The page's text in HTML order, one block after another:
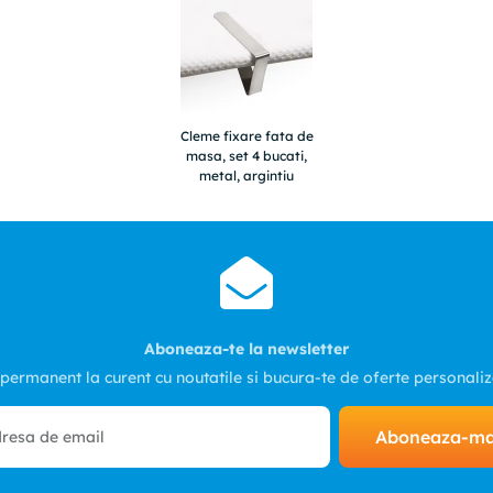
Cleme fixare fata de
masa, set 4 bucati,
metal, argintiu
Aboneaza-te la newsletter
la curent cu noutatile si bucura-te de oferte
Aboneaza-